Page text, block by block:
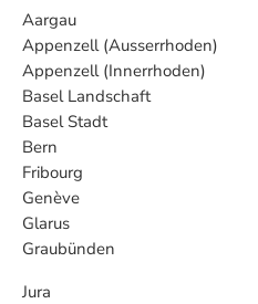
Aargau
Appenzell (Ausserrhoden)
Appenzell (Innerrhoden)
Basel Landschaft
Basel Stadt
Bern
Fribourg
Genève
Glarus
Graubünden
Jura